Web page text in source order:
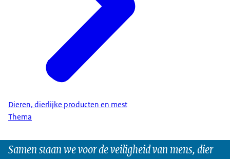
Dieren, dierlijke producten en mest
Thema
Samen staan we voor de veiligheid van mens, dier